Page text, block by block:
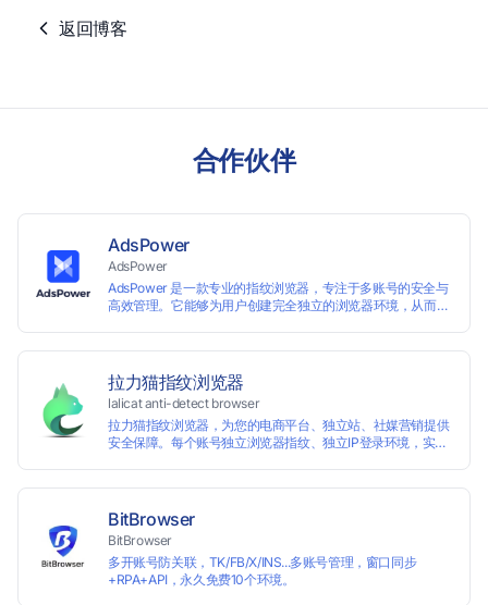
返回博客
合作伙伴
AdsPower
AdsPower
AdsPower 是一款专业的指纹浏览器，专注于多账号的安全与
高效管理。它能够为用户创建完全独立的浏览器环境，从而避
拉力猫指纹浏览器
lalicat anti-detect browser
拉力猫指纹浏览器，为您的电商平台、独立站、社媒营销提供
安全保障。每个账号独立浏览器指纹、独立IP登录环境，实现
BitBrowser
BitBrowser
多开账号防关联，TK/FB/X/INS...多账号管理，窗口同步
+RPA+API，永久免费10个环境。